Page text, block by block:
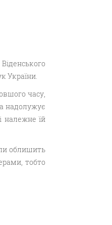
України.
часу,
надолужує
належне їй
облишить
тобто